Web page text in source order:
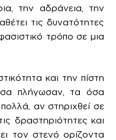
την αδράνεια, την
τις δυνατότητες
τρόπο σε μια
και την πίστη
πλήγωσαν, τα όσα
αν στηριχθεί σε
δραστηριότητες και
τον στενό ορίζοντα